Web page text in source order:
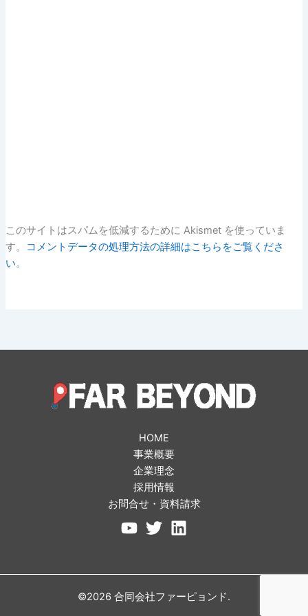
このサイトはスパムを低減するために Akismet を使っていま
す。
コメントデータの処理方法の詳細はこちらをご覧くださ
い。
HOME
事業概要
企業理念
採用情報
お問合せ・資料請求
©2026 合同会社ファーピョンド.